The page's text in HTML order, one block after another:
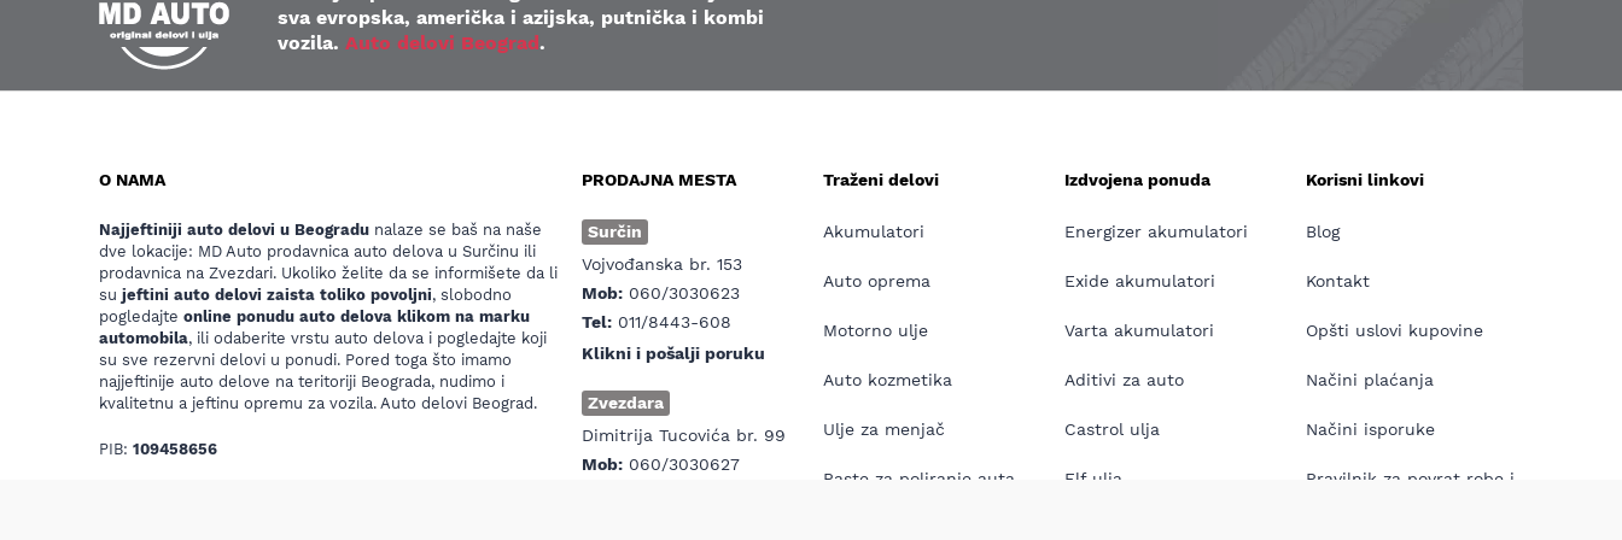
sva evropska, američka i azijska, putnička i kombi
vozila. Auto delovi Beograd.
O NAMA
Najjeftiniji auto delovi u Beogradu nalaze se baš na naše
dve lokacije: MD Auto prodavnica auto delova u Surčinu ili
prodavnica na Zvezdari. Ukoliko želite da se informišete da li
su jeftini auto delovi zaista toliko povoljni, slobodno
pogledajte online ponudu auto delova klikom na marku
automobila, ili odaberite vrstu auto delova i pogledajte koji
su sve rezervni delovi u ponudi. Pored toga što imamo
najjeftinije auto delove na teritoriji Beograda, nudimo i
kvalitetnu a jeftinu opremu za vozila. Auto delovi Beograd.
PIB: 109458656
PRODAJNA MESTA
Surčin
Vojvođanska br. 153
Mob: 060/3030623
Tel: 011/8443-608
Klikni i pošalji poruku
Zvezdara
Dimitrija Tucovića br. 99
Mob: 060/3030627
Traženi delovi
Akumulatori
Auto oprema
Motorno ulje
Auto kozmetika
Ulje za menjač
Paste za poliranje auta
Izdvojena ponuda
Energizer akumulatori
Exide akumulatori
Varta akumulatori
Aditivi za auto
Castrol ulja
Elf ulja
Korisni linkovi
Blog
Kontakt
Opšti uslovi kupovine
Načini plaćanja
Načini isporuke
Pravilnik za povrat robe i